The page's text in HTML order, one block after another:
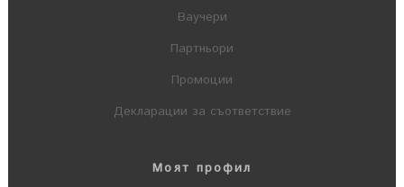
Ваучери
Партньори
Промоции
Декларации за съответствие
Моят профил